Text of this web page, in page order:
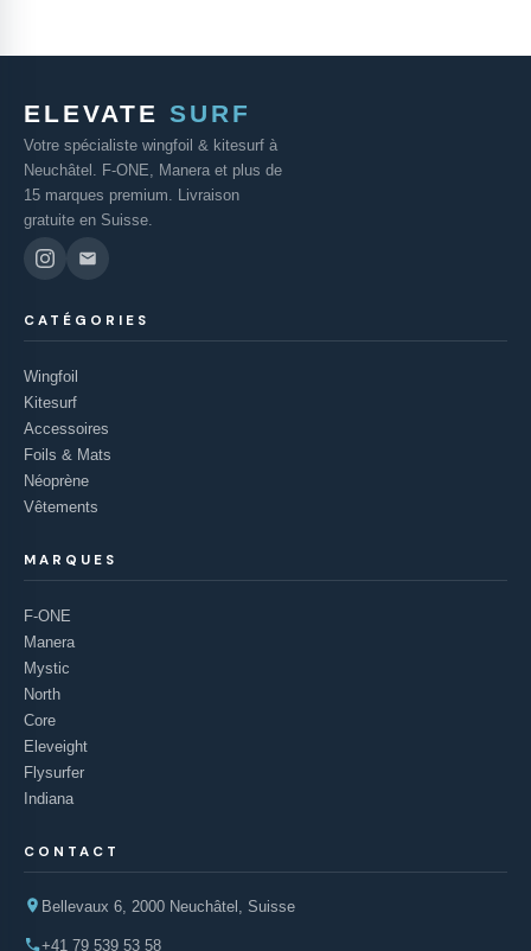
ELEVATE SURF
Votre spécialiste wingfoil & kitesurf à
Neuchâtel. F-ONE, Manera et plus de
15 marques premium. Livraison
gratuite en Suisse.
CATÉGORIES
Wingfoil
Kitesurf
Accessoires
Foils & Mats
Néoprène
Vêtements
MARQUES
F-ONE
Manera
Mystic
North
Core
Eleveight
Flysurfer
Indiana
CONTACT
Bellevaux 6, 2000 Neuchâtel, Suisse
+41 79 539 53 58